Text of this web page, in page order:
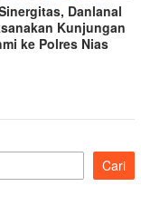
Danlanal
Kunjungan
ke Polres Nias
Cari